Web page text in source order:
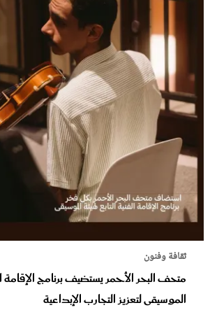
ثقافة وفنون
متحف البحر الأحمر يستضيف برنامج الإقامة
الموسيقى لتعزيز التجارب الإبداعية